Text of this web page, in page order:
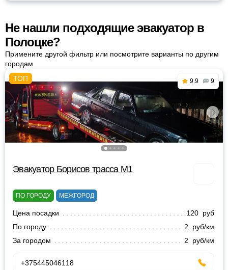
Не нашли подходящие эвакуатор в
Полоцке?
Примените другой фильтр или посмотрите варианты по другим
городам
9.9 9
Эвакуатор Борисов трасса М1
ПО ГОРОДУ МЕЖГОРОД
Цена посадки
120 руб
По городу
2 руб/км
За городом
2 руб/км
+375445046118